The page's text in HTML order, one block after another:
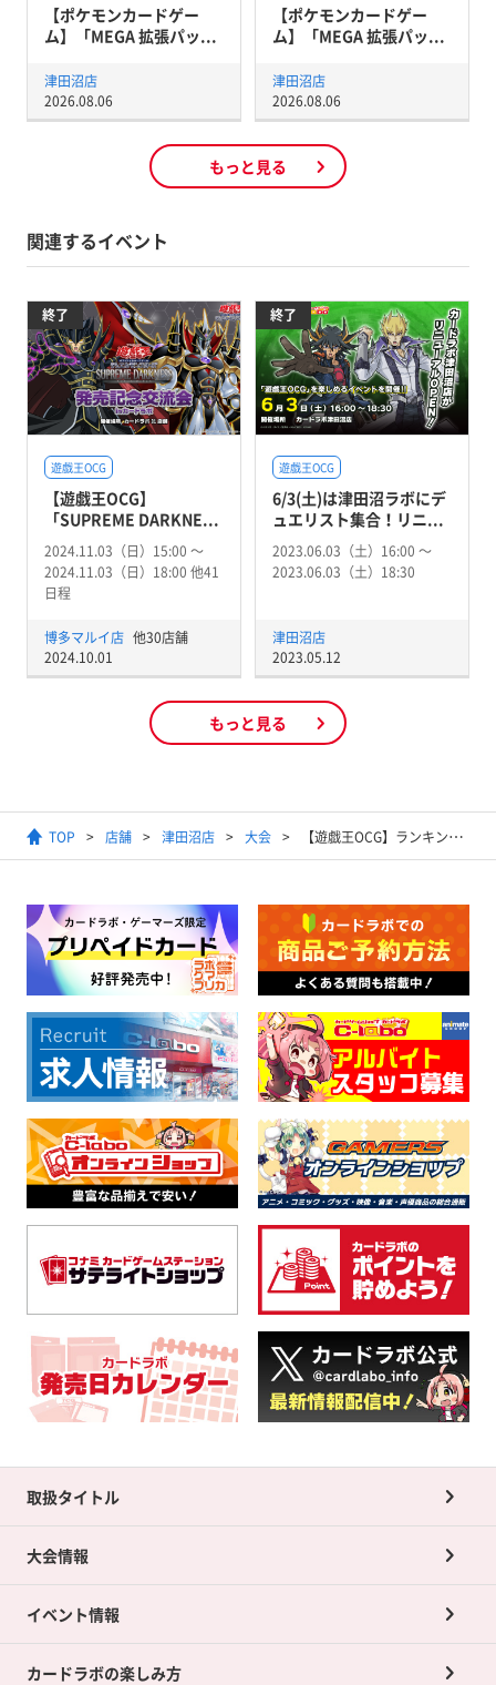
【ポケモンカードゲー
ム】「MEGA 拡張パッ...
津田沼店
2026.08.06
【ポケモンカードゲー
ム】「MEGA 拡張パッ...
津田沼店
2026.08.06
もっと見る
関連するイベント
終了
遊戯王OCG
【遊戯王OCG】
「SUPREME DARKNE...
2024.11.03（日）15:00 〜
2024.11.03（日）18:00 他41
日程
博多マルイ店 他30店舗
2024.10.01
終了
遊戯王OCG
6/3(土)は津田沼ラボにデ
ュエリスト集合！リニ...
2023.06.03（土）16:00 〜
2023.06.03（土）18:30
津田沼店
2023.05.12
もっと見る
TOP 店舗 津田沼店 大会 【遊戯王OCG】ランキングデュエル(マッチ戦）
取扱タイトル
大会情報
イベント情報
カードラボの楽しみ方